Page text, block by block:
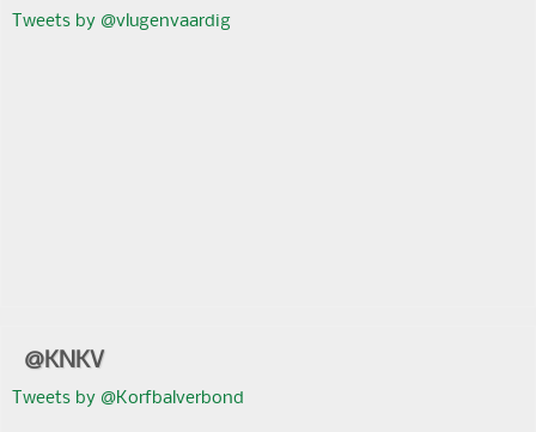
Tweets by @vlugenvaardig
@KNKV
Tweets by @Korfbalverbond